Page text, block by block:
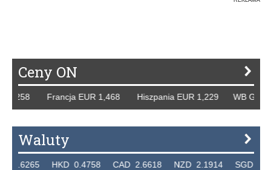
Ceny ON
Francja EUR 1,468 Hiszpania EUR 1,229 WB GBP
Waluty
HKD 0.4758 CAD 2.6618 NZD 2.1914 SGD